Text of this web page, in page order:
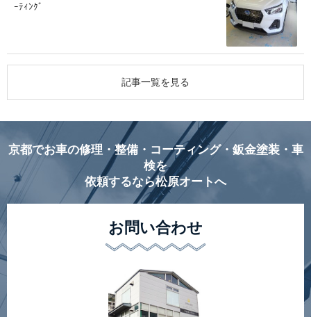
ｰﾃｨﾝｸﾞ
記事一覧を見る
京都でお車の修理・整備・コーティング・鈑金塗装・車
検を
依頼するなら松原オートへ
お問い合わせ